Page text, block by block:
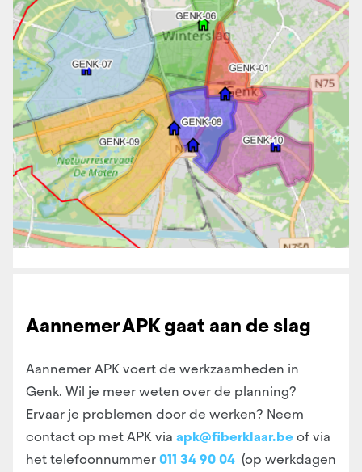
Aannemer APK gaat aan de slag
Aannemer APK voert de werkzaamheden in
Genk. Wil je meer weten over de planning?
Ervaar je problemen door de werken? Neem
contact op met APK via apk@fiberklaar.be of via
het telefoonnummer011 34 90 04 (op werkdagen